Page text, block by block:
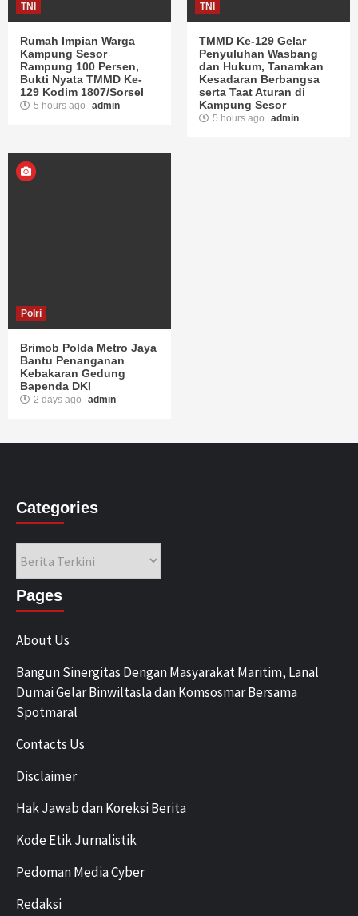
TNI
Rumah Impian Warga
Kampung Sesor
Rampung 100 Persen,
Bukti Nyata TMMD Ke-
129 Kodim 1807/Sorsel
5 hours ago admin
TNI
TMMD Ke-129 Gelar
Penyuluhan Wasbang
dan Hukum, Tanamkan
Kesadaran Berbangsa
serta Taat Aturan di
Kampung Sesor
5 hours ago admin
Polri
Brimob Polda Metro Jaya
Bantu Penanganan
Kebakaran Gedung
Bapenda DKI
2 days ago admin
Categories
Pages
About Us
Bangun Sinergitas Dengan Masyarakat Maritim, Lanal
Dumai Gelar Binwiltasla dan Komsosmar Bersama
Spotmaral
Contacts Us
Disclaimer
Hak Jawab dan Koreksi Berita
Kode Etik Jurnalistik
Pedoman Media Cyber
Redaksi